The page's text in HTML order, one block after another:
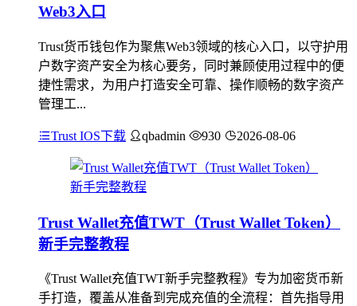
Web3入口
Trust货币钱包作为聚焦Web3领域的核心入口，以守护用
户数字资产安全为核心要务，同时兼顾使用过程中的便
捷性需求，为用户打造安全可靠、操作顺畅的数字资产
管理工...
Trust IOS下载 qbadmin 930 2026-08-06
Trust Wallet充值TWT（Trust Wallet Token）
新手完整教程
《Trust Wallet充值TWT新手完整教程》专为加密货币新
手打造，覆盖从准备到完成充值的全流程：首先指导用